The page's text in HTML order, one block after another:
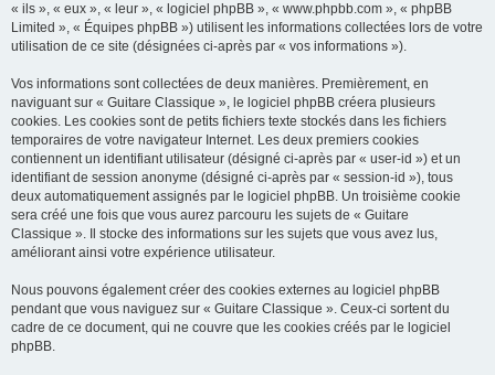
« ils », « eux », « leur », « logiciel phpBB », « www.phpbb.com », « phpBB
Limited », « Équipes phpBB ») utilisent les informations collectées lors de votre
utilisation de ce site (désignées ci-après par « vos informations »).
Vos informations sont collectées de deux manières. Premièrement, en
naviguant sur « Guitare Classique », le logiciel phpBB créera plusieurs
cookies. Les cookies sont de petits fichiers texte stockés dans les fichiers
temporaires de votre navigateur Internet. Les deux premiers cookies
contiennent un identifiant utilisateur (désigné ci-après par « user-id ») et un
identifiant de session anonyme (désigné ci-après par « session-id »), tous
deux automatiquement assignés par le logiciel phpBB. Un troisième cookie
sera créé une fois que vous aurez parcouru les sujets de « Guitare
Classique ». Il stocke des informations sur les sujets que vous avez lus,
améliorant ainsi votre expérience utilisateur.
Nous pouvons également créer des cookies externes au logiciel phpBB
pendant que vous naviguez sur « Guitare Classique ». Ceux-ci sortent du
cadre de ce document, qui ne couvre que les cookies créés par le logiciel
phpBB.